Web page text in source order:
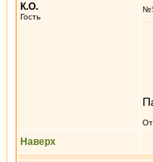
К.О.
Гость
№
Наверх